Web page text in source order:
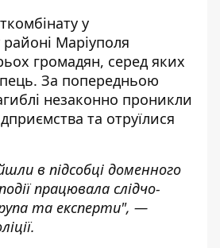
у
Маріуполя
громадян, серед яких
За попередньою
незаконно проникли
та отруїлися
в підсобці доменного
працювала слідчо-
та експерти", —